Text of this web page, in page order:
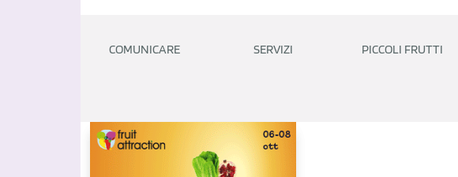
COMUNICARE SERVIZI PICCOLI FRUTTI